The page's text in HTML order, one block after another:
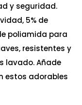
y seguridad.
5% de
poliamida para
resistentes y
lavado. Añade
estos adorables